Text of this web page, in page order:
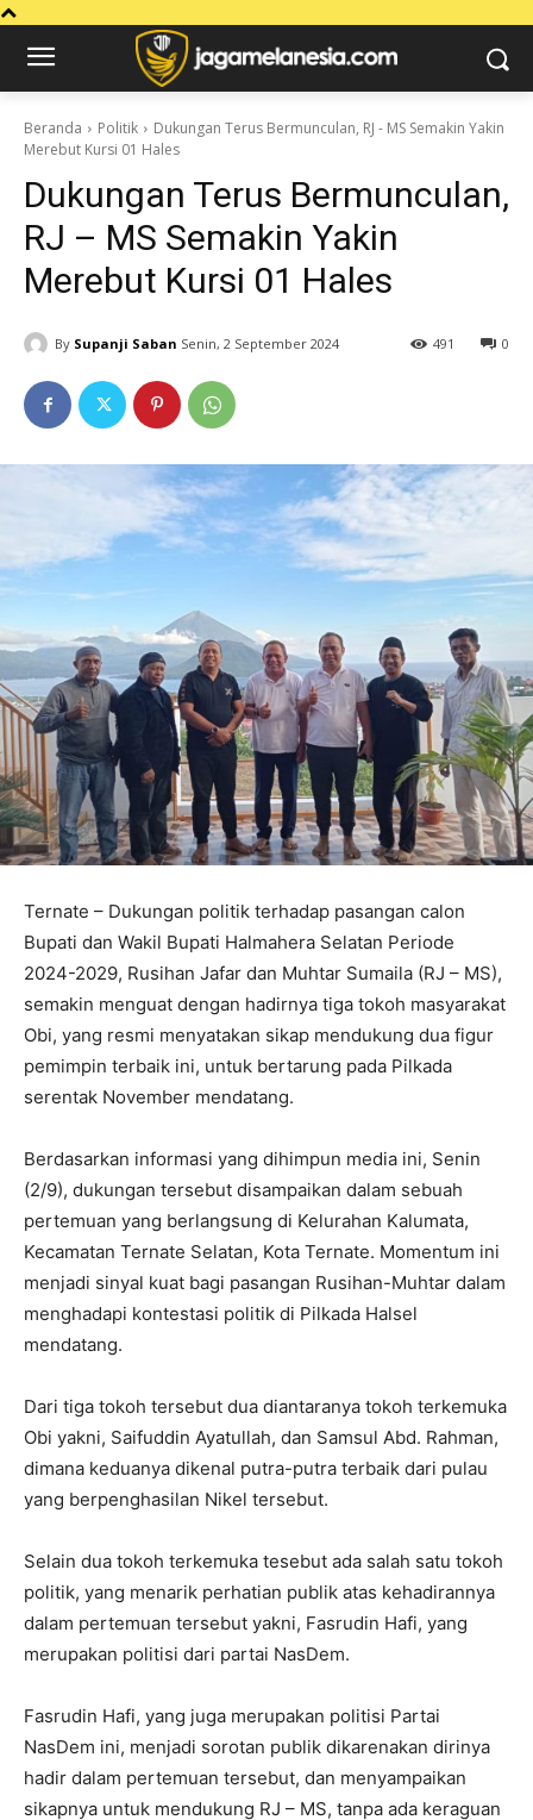
Beranda Politik
Dukungan Terus Bermunculan, RJ - MS Semakin Yakin
Merebut Kursi 01 Hales
Dukungan Terus Bermunculan,
RJ – MS Semakin Yakin
Merebut Kursi 01 Hales
By Supanji Saban Senin, 2 September 2024 0
491
Ternate – Dukungan politik terhadap pasangan calon
Bupati dan Wakil Bupati Halmahera Selatan Periode
2024-2029, Rusihan Jafar dan Muhtar Sumaila (RJ – MS),
semakin menguat dengan hadirnya tiga tokoh masyarakat
Obi, yang resmi menyatakan sikap mendukung dua figur
pemimpin terbaik ini, untuk bertarung pada Pilkada
serentak November mendatang.
Berdasarkan informasi yang dihimpun media ini, Senin
(2/9), dukungan tersebut disampaikan dalam sebuah
pertemuan yang berlangsung di Kelurahan Kalumata,
Kecamatan Ternate Selatan, Kota Ternate. Momentum ini
menjadi sinyal kuat bagi pasangan Rusihan-Muhtar dalam
menghadapi kontestasi politik di Pilkada Halsel
mendatang.
Dari tiga tokoh tersebut dua diantaranya tokoh terkemuka
Obi yakni, Saifuddin Ayatullah, dan Samsul Abd. Rahman,
dimana keduanya dikenal putra-putra terbaik dari pulau
yang berpenghasilan Nikel tersebut.
Selain dua tokoh terkemuka tesebut ada salah satu tokoh
politik, yang menarik perhatian publik atas kehadirannya
dalam pertemuan tersebut yakni, Fasrudin Hafi, yang
merupakan politisi dari partai NasDem.
Fasrudin Hafi, yang juga merupakan politisi Partai
NasDem ini, menjadi sorotan publik dikarenakan dirinya
hadir dalam pertemuan tersebut, dan menyampaikan
sikapnya untuk mendukung RJ – MS, tanpa ada keraguan